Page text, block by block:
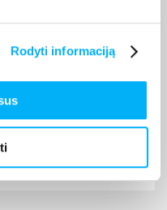
Rodyti informaciją